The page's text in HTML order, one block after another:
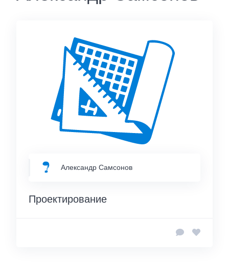
Александр Самсонов
Проектирование